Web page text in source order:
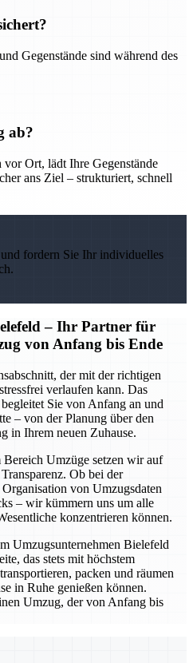
Gegenstände sind während des
ab?
Ort, lädt Ihre Gegenstände
ans Ziel – strukturiert, schnell
fordern Sie Ihr individuelles
– Ihr Partner für
von Anfang bis Ende
der mit der richtigen
verlaufen kann. Das
Sie von Anfang an und
– von der Planung über den
in Ihrem neuen Zuhause.
Umzüge setzen wir auf
Ob bei der
von Umzugsdaten
– wir kümmern uns um alle
konzentrieren können.
Umzugsunternehmen Bielefeld
das stets mit höchstem
packen und räumen
in Ruhe genießen können.
Umzug, der von Anfang bis